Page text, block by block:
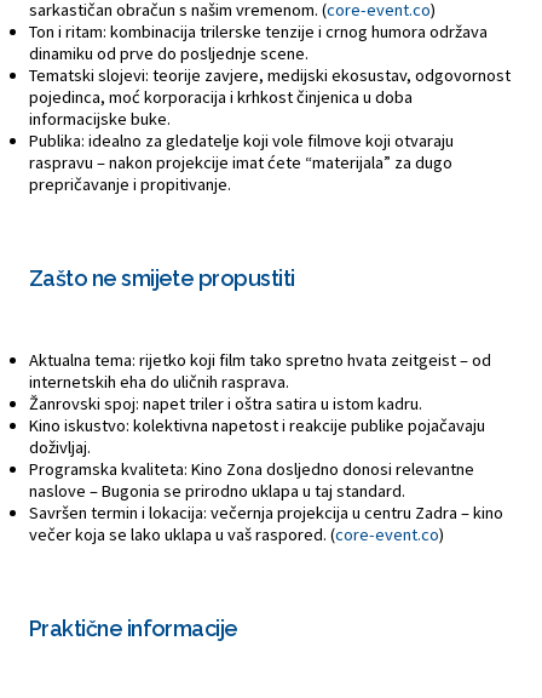
sarkastičan obračun s našim vremenom. (core-event.co)
Ton i ritam: kombinacija trilerske tenzije i crnog humora održava
dinamiku od prve do posljednje scene.
Tematski slojevi: teorije zavjere, medijski ekosustav, odgovornost
pojedinca, moć korporacija i krhkost činjenica u doba
informacijske buke.
Publika: idealno za gledatelje koji vole filmove koji otvaraju
raspravu – nakon projekcije imat ćete “materijala” za dugo
prepričavanje i propitivanje.
Zašto ne smijete propustiti
Aktualna tema: rijetko koji film tako spretno hvata zeitgeist – od
internetskih eha do uličnih rasprava.
Žanrovski spoj: napet triler i oštra satira u istom kadru.
Kino iskustvo: kolektivna napetost i reakcije publike pojačavaju
doživljaj.
Programska kvaliteta: Kino Zona dosljedno donosi relevantne
naslove – Bugonia se prirodno uklapa u taj standard.
Savršen termin i lokacija: večernja projekcija u centru Zadra – kino
večer koja se lako uklapa u vaš raspored. (core-event.co)
Praktične informacije